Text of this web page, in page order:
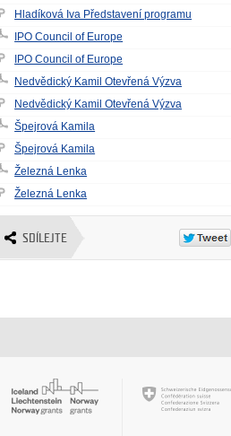
Hladíková Iva Představení programu
IPO Council of Europe
IPO Council of Europe
Nedvědický Kamil Otevřená Výzva
Nedvědický Kamil Otevřená Výzva
Špejrová Kamila
Špejrová Kamila
Železná Lenka
Železná Lenka
SDÍLEJTE